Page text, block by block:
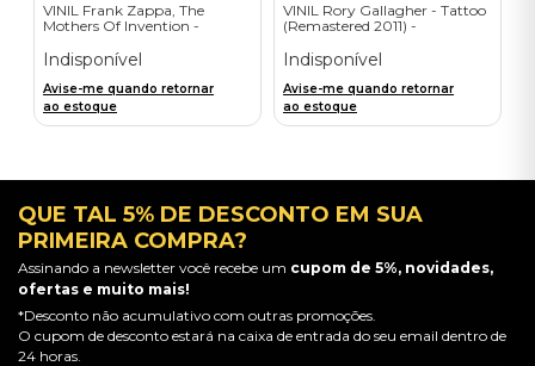
VINIL Frank Zappa, The
Mothers Of Invention -
The Mothers - Importado
Indisponível
Avise-me quando retornar
ao estoque
VINIL Rory Gallagher - Tattoo
(Remastered 2011) -
Indisponível
Avise-me quando retornar
ao estoque
QUE TAL 5% DE DESCONTO EM SUA
PRIMEIRA COMPRA?
Assinando a newsletter você recebe um cupom de 5%, novidades,
ofertas e muito mais!
*Desconto não acumulativo com outras promoções.
O cupom de desconto estará na caixa de entrada do seu email dentro de
24 horas.